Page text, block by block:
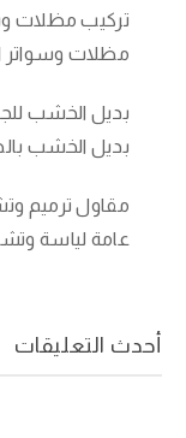
مظلات وسواتر
بديل الخشب
عامة لياسة
أحدث التعليقات